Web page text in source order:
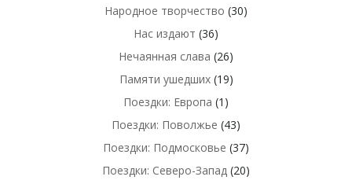
Народное творчество (30)
Нас издают (36)
Нечаянная слава (26)
Памяти ушедших(19)
Поездки: Европа (1)
Поездки: Поволжье (43)
Поездки: Подмосковье (37)
Поездки: Северо-Запад (20)